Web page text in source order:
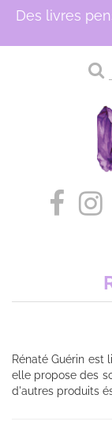
Des livres
Rénaté Guérin est
elle propose des
d'autres produits